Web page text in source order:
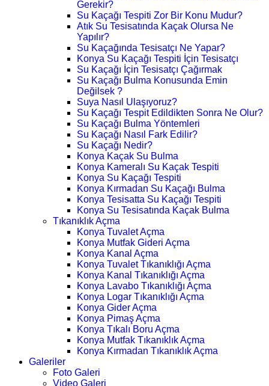
Gerekir?
Su Kaçağı Tespiti Zor Bir Konu Mudur?
Atık Su Tesisatında Kaçak Olursa Ne
Yapılır?
Su Kaçağında Tesisatçı Ne Yapar?
Konya Su Kaçağı Tespiti İçin Tesisatçı
Su Kaçağı İçin Tesisatçı Çağırmak
Su Kaçağı Bulma Konusunda Emin
Değilsek ?
Suya Nasıl Ulaşıyoruz?
Su Kaçağı Tespit Edildikten Sonra Ne Olur?
Su Kaçağı Bulma Yöntemleri
Su Kaçağı Nasıl Fark Edilir?
Su Kaçağı Nedir?
Konya Kaçak Su Bulma
Konya Kameralı Su Kaçak Tespiti
Konya Su Kaçağı Tespiti
Konya Kırmadan Su Kaçağı Bulma
Konya Tesisatta Su Kaçağı Tespiti
Konya Su Tesisatında Kaçak Bulma
Tıkanıklık Açma
Konya Tuvalet Açma
Konya Mutfak Gideri Açma
Konya Kanal Açma
Konya Tuvalet Tıkanıklığı Açma
Konya Kanal Tıkanıklığı Açma
Konya Lavabo Tıkanıklığı Açma
Konya Logar Tıkanıklığı Açma
Konya Gider Açma
Konya Pimaş Açma
Konya Tıkalı Boru Açma
Konya Mutfak Tıkanıklık Açma
Konya Kırmadan Tıkanıklık Açma
Galeriler
Foto Galeri
Video Galeri